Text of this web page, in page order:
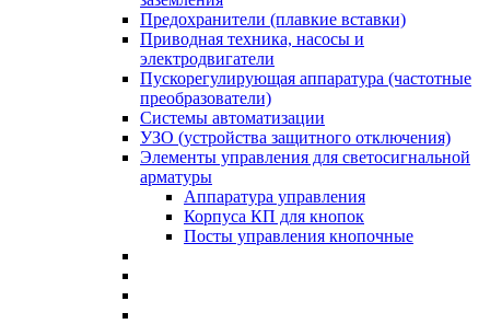
Предохранители (плавкие вставки)
Приводная техника, насосы и
электродвигатели
Пускорегулирующая аппаратура (частотные
преобразователи)
Системы автоматизации
УЗО (устройства защитного отключения)
Элементы управления для светосигнальной
арматуры
Аппаратура управления
Корпуса КП для кнопок
Посты управления кнопочные